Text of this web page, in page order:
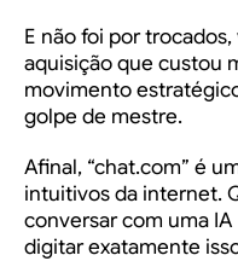
E não foi por
aquisição que custou
movimento
golpe de mestre.
Afinal, “chat.com” é
intuitivos da internet.
conversar com uma
digitar exatamente